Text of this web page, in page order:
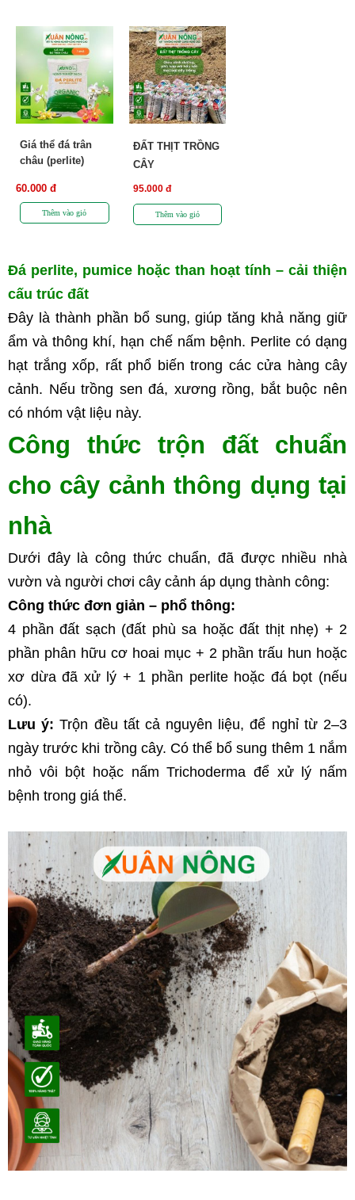
Giá thể đá trân
châu (perlite)
60.000 đ
ĐẤT THỊT TRỒNG
CÂY
95.000 đ
Đá perlite, pumice hoặc than hoạt tính – cải thiện
cấu trúc đất
Đây là thành phần bổ sung, giúp tăng khả năng giữ
ẩm và thông khí, hạn chế nấm bệnh. Perlite có dạng
hạt trắng xốp, rất phổ biến trong các cửa hàng cây
cảnh. Nếu trồng sen đá, xương rồng, bắt buộc nên
có nhóm vật liệu này.
Công thức trộn đất chuẩn
cho cây cảnh thông dụng tại
nhà
Dưới đây là công thức chuẩn, đã được nhiều nhà
vườn và người chơi cây cảnh áp dụng thành công:
Công thức đơn giản – phổ thông:
4 phần đất sạch (đất phù sa hoặc đất thịt nhẹ) + 2
phần phân hữu cơ hoai mục + 2 phần trấu hun hoặc
xơ dừa đã xử lý + 1 phần perlite hoặc đá bọt (nếu
có).
Lưu ý: Trộn đều tất cả nguyên liệu, để nghỉ từ 2–3
ngày trước khi trồng cây. Có thể bổ sung thêm 1 nắm
nhỏ vôi bột hoặc nấm Trichoderma để xử lý nấm
bệnh trong giá thể.